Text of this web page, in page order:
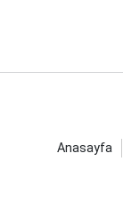
Anasayfa